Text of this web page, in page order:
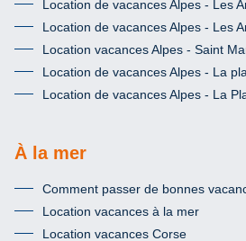
Location de vacances Alpes - Les
Location de vacances Alpes - Les
Location vacances Alpes - Saint
Location de vacances Alpes - La
Location de vacances Alpes - La
À la mer
Comment passer de bonnes
Location vacances à la mer
Location vacances Corse